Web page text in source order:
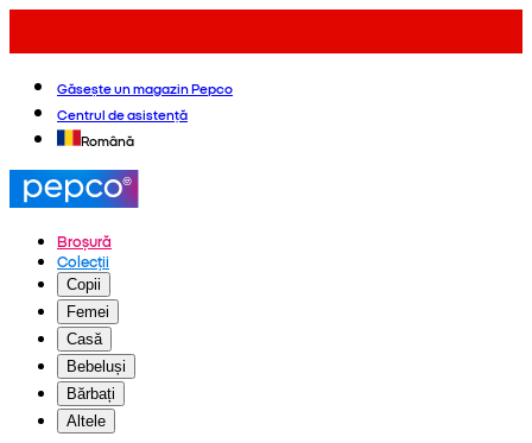
Găsește un magazin Pepco
Centrul de asistență
Română
Broșură
Colecții
Copii
Femei
Casă
Bebeluși
Bărbați
Altele